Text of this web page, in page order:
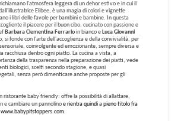
l'atmosfera leggera di un dehor estivo e in cui il
Elibee, è una magia di colori e vignette
i libri delle favole per bambini e bambine. In questa
il piacere per il buon cibo, cucinato con passione e
Barbara Clementina Ferrario in bianco e Luca Giovanni
si fonde con l'arte dell'accoglienza e della convivialità, per
coinvolgente ed emozionante, sempre diversa e
racchiusa dentro ogni piatto. La cucina a vista, a
della trasparenza nella preparazione dei piatti, vede
biologici, scelti secondo stagione, e quasi
senza però dimenticare anche proposte per gli
ristorante baby friendly: offre la possibilità di allattare,
e cambiare un pannolino e rientra quindi a pieno titolo fra
www.babypitstoppers.com.